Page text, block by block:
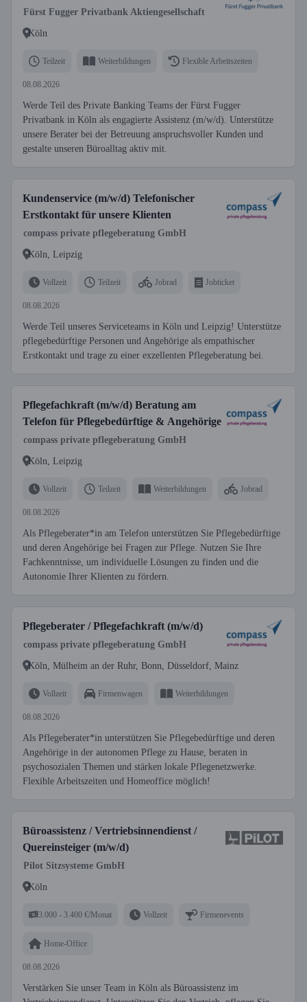
Fürst Fugger Privatbank Aktiengesellschaft
Köln
Teilzeit Weiterbildungen Flexible Arbeitszeiten
08.08.2026
Werde Teil des Private Banking Teams der Fürst Fugger
Privatbank in Köln als engagierte Assistenz (m/w/d). Unterstütze
unsere Berater bei der Betreuung anspruchsvoller Kunden und
gestalte unseren Büroalltag aktiv mit.
Kundenservice (m/w/d) Telefonischer
Erstkontakt für unsere Klienten
compass private pflegeberatung GmbH
Köln, Leipzig
Vollzeit Teilzeit Jobrad Jobticket
08.08.2026
Werde Teil unseres Serviceteams in Köln und Leipzig! Unterstütze
pflegebedürftige Personen und Angehörige als empathischer
Erstkontakt und trage zu einer exzellenten Pflegeberatung bei.
Pflegefachkraft (m/w/d) Beratung am
Telefon für Pflegebedürftige & Angehörige
compass private pflegeberatung GmbH
Köln, Leipzig
Vollzeit Teilzeit Weiterbildungen Jobrad
08.08.2026
Als Pflegeberater*in am Telefon unterstützen Sie Pflegebedürftige
und deren Angehörige bei Fragen zur Pflege. Nutzen Sie Ihre
Fachkenntnisse, um individuelle Lösungen zu finden und die
Autonomie Ihrer Klienten zu fördern.
Pflegeberater / Pflegefachkraft (m/w/d)
compass private pflegeberatung GmbH
Köln, Mülheim an der Ruhr, Bonn, Düsseldorf, Mainz
Vollzeit Firmenwagen Weiterbildungen
08.08.2026
Als Pflegeberater*in unterstützen Sie Pflegebedürftige und deren
Angehörige in der autonomen Pflege zu Hause, beraten in
psychosozialen Themen und stärken lokale Pflegenetzwerke.
Flexible Arbeitszeiten und Homeoffice möglich!
Büroassistenz / Vertriebsinnendienst /
Quereinsteiger (m/w/d)
Pilot Sitzsysteme GmbH
Köln
3.000 - 3.400 €/Monat Vollzeit Firmenevents
Home-Office
08.08.2026
Verstärken Sie unser Team in Köln als Büroassistenz im